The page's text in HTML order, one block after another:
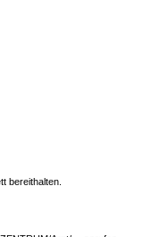
bereithalten.